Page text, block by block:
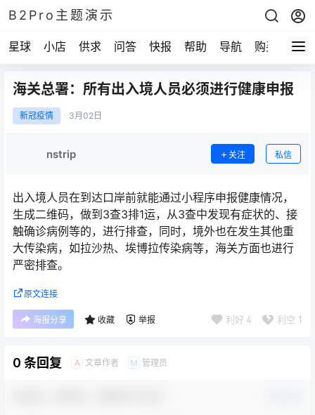
B2Pro主题演示
星球 小店 供求 问答 快报 帮助 导航 购买
海关总署：所有出入境人员必须进行健康申报
新冠疫情 3月 02日
nstrip 关注 私信
出入境人员在到达口岸前就能通过小程序申报健康情况，
生成二维码，做到3查3排1运，从3查中发现有症状的、接
触确诊病例等的，进行排查，同时，境外也在发生其他重
大传染病，如拉沙热、埃博拉传染病等，海关方面也进行
严密排查。
原文连接
海报分享 收藏 举报 利好 4 利空 1
0 条回复 A 文章作者 M 管理员